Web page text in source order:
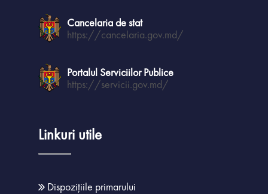
Cancelaria de stat
https://cancelaria.gov.md/
Portalul Serviciilor Publice
https://servicii.gov.md/
Linkuri utile
Dispozițiile primarului